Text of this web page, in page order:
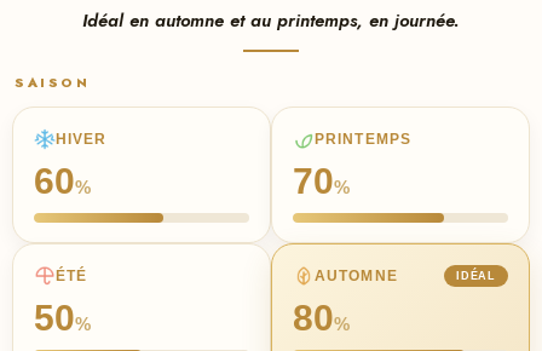
Idéal en automne et au printemps, en journée.
SAISON
HIVER
60%
PRINTEMPS
70%
ÉTÉ
50%
AUTOMNE IDÉAL
80%